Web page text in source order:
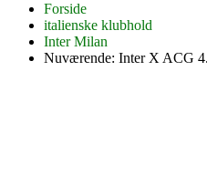
Forside
italienske klubhold
Inter Milan
Nuværende: Inter X ACG